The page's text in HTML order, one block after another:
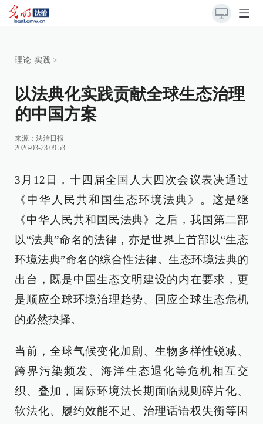
理论·实践 >
以法典化实践贡献全球生态治理
的中国方案
来源： 法治日报
2026-03-23 09:53
3月12日，十四届全国人大四次会议表决通过
《中华人民共和国生态环境法典》。这是继
《中华人民共和国民法典》之后，我国第二部
以“法典”命名的法律，亦是世界上首部以“生态
环境法典”命名的综合性法律。生态环境法典的
出台，既是中国生态文明建设的内在要求，更
是顺应全球环境治理趋势、回应全球生态危机
的必然抉择。
当前，全球气候变化加剧、生物多样性锐减、
跨界污染频发、海洋生态退化等危机相互交
织、叠加，国际环境法长期面临规则碎片化、
软法化、履约效能不足、治理话语权失衡等困